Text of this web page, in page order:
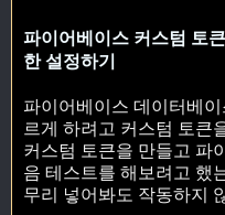
파이어베이스 커스텀 토
한 설정하기
파이어베이스 데이터베
르게 하려고 커스텀 토큰
커스텀 토큰을 만들고 파
음 테스트를 해보려고 했
무리 넣어봐도 작동하지